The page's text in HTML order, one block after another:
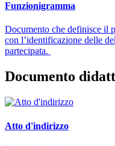
Funzionigramma
Documento che definisce il
con l’identificazione delle
partecipata.
Documento
Atto d'indirizzo